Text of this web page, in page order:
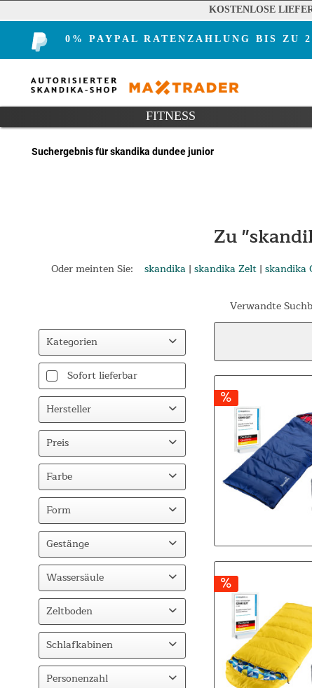
KOSTENLOSE
0% PAYPAL RATENZAHLUNG BIS ZU
FITNESS
Suchergebnis für skandika dundee junior
Zu
Oder meinten Sie: skandika| skandika Zelt| skandika
Verwandte
Kategorien
Fitness
Crosstrainer
Rudergeräte
Accessoires
Camping
Schlafsäcke & Isomatten
Zelte
Sofort lieferbar
Hersteller
Skandika
Preis
von22,95 €bis
Farbe
Beige
Form
Busvorzelt
Gestänge
Fiberglas
Wassersäule
5000
Zeltboden
Eingenähter Zeltboden
Schlafkabinen
1
Personenzahl